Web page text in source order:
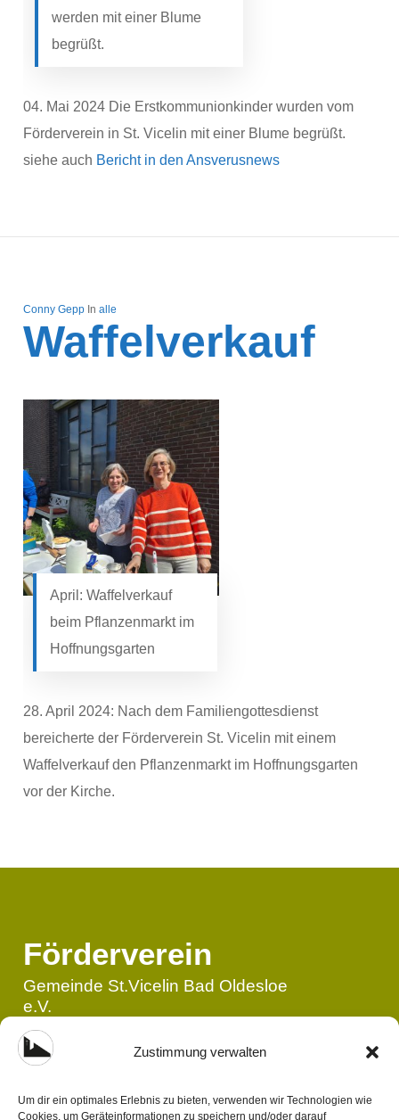
Zustimmung verwalten
Um dir ein optimales Erlebnis zu bieten, verwenden wir Technologien wie
Cookies, um Geräteinformationen zu speichern und/oder darauf
werden mit einer Blume
begrüßt.
04. Mai 2024 Die Erstkommunionkinder wurden vom
Förderverein in St. Vicelin mit einer Blume begrüßt.
siehe auch Bericht in den Ansverusnews
Conny Gepp In alle
Waffelverkauf
April: Waffelverkauf
beim Pflanzenmarkt im
Hoffnungsgarten
28. April 2024: Nach dem Familiengottesdienst
bereicherte der Förderverein St. Vicelin mit einem
Waffelverkauf den Pflanzenmarkt im Hoffnungsgarten
vor der Kirche.
Förderverein
Gemeinde St.Vicelin Bad Oldesloe
e.V.
AG Lübeck VR 4730 HL